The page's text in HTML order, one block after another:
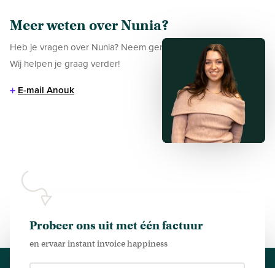
Meer weten over Nunia?
Heb je vragen over Nunia? Neem gerust contact met ons op.
Wij helpen je graag verder!
+E-mail Anouk
Probeer ons uit met één factuur
en ervaar instant invoice happiness